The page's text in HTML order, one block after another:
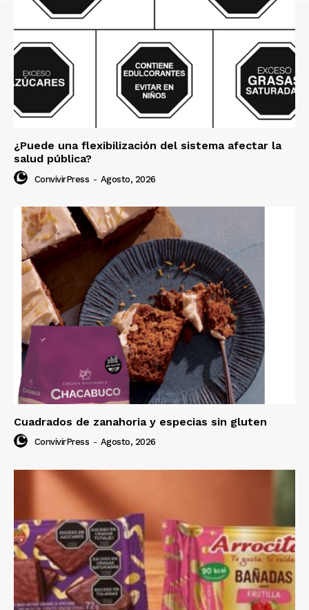
¿Puede una flexibilización del sistema afectar la
salud pública?
ConvivirPress - Agosto, 2026
Cuadrados de zanahoria y especias sin gluten
ConvivirPress - Agosto, 2026